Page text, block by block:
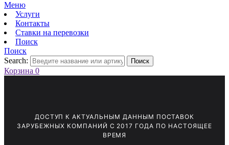
Меню
Услуги
Контакты
Ставки на перевозки
Поиск
Поиск
Search:
Поиск
Корзина 0
ДОСТУП К АКТУАЛЬНЫМ ДАННЫМ ПОСТАВОК
ЗАРУБЕЖНЫХ КОМПАНИЙ С 2017 ГОДА ПО НАСТОЯЩЕЕ
ВРЕМЯ